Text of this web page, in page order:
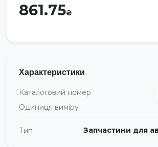
861.75
Характеристики
Каталоговий номер
Одиниця виміру
Тип Запчастини для